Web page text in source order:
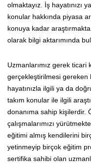
olmaktayız. İş hayatınızı
konular hakkında piyasa
konuya kadar
olarak bilgi aktarımında
Uzmanlarımız gerek
gerçekleştirilmesi
hayatınızla ilgili ya da
takım konular ile ilgili
donanıma sahip kişilerdir.
çalışmalarımızı
eğitimi almış kendilerini
yetinmeyip birçok eğitim
sertifika sahibi olan